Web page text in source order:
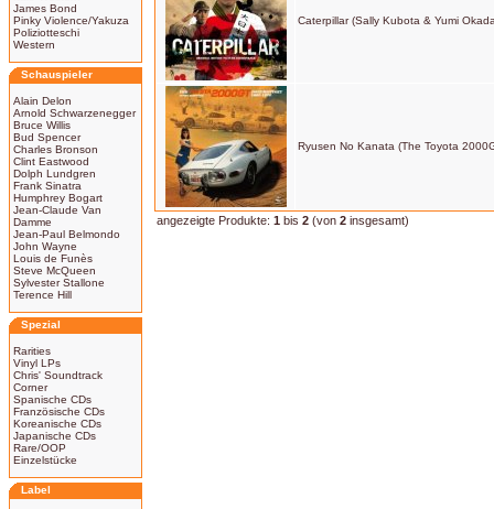
James Bond
Pinky Violence/Yakuza
Poliziotteschi
Western
Schauspieler
Alain Delon
Arnold Schwarzenegger
Bruce Willis
Bud Spencer
Charles Bronson
Clint Eastwood
Dolph Lundgren
Frank Sinatra
Humphrey Bogart
Jean-Claude Van
Damme
Jean-Paul Belmondo
John Wayne
Louis de Funès
Steve McQueen
Sylvester Stallone
Terence Hill
Spezial
Rarities
Vinyl LPs
Chris' Soundtrack
Corner
Spanische CDs
Französische CDs
Koreanische CDs
Japanische CDs
Rare/OOP
Einzelstücke
Label
Caterpillar (Sally Kubota & Yumi
Ryusen No Kanata (The Toyota
angezeigte Produkte: 1 bis 2 (von 2 insgesamt)